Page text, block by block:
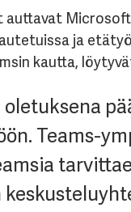
auttavat
ja
kautta,
Teams-